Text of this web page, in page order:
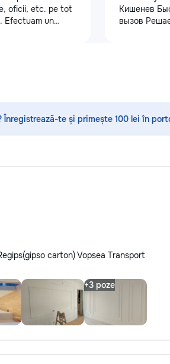
oficii, etc. pe tot
Efectuam un
interior, exterior
Кишенев
вызов
ремонтами
крючков и
ремонт
унитазов и
розеток,
Înregistrează-te și primește 100 lei în
carton) Vopsea Transport